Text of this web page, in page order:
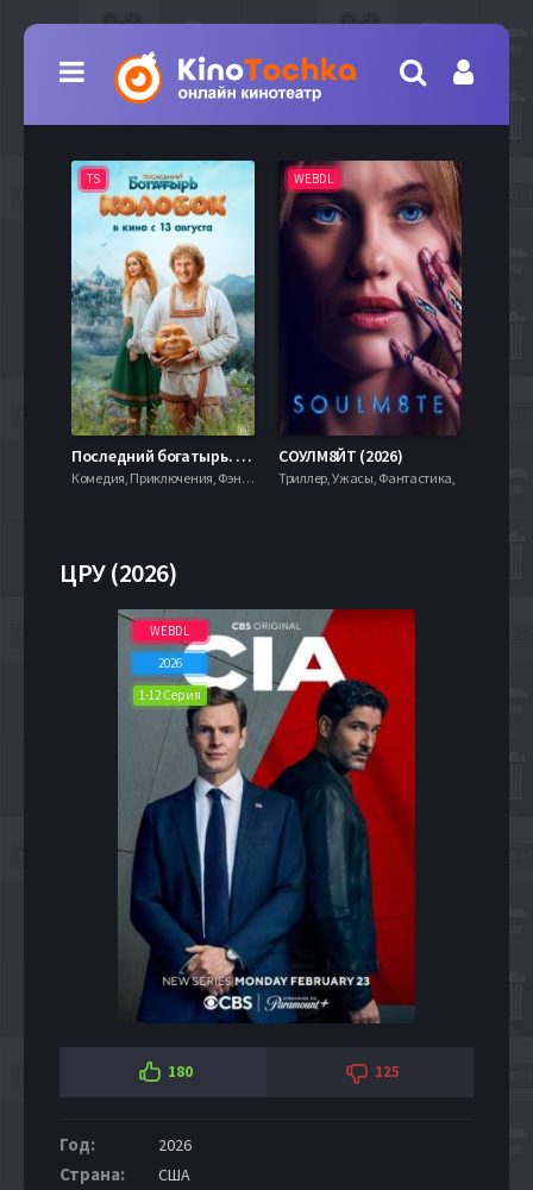
TS
Последний богатырь. Колобок (2026)
Комедия, Приключения, Фэнтези,
WEBDL
СОУЛМ8ЙТ (2026)
Триллер, Ужасы, Фантастика,
ЦРУ (2026)
WEBDL
2026
1-12 Серия
180 125
Год: 2026
Страна: США